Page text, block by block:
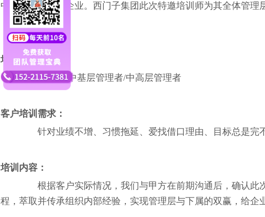
中心、77家运营企业。西门子集团此次特邀培训师为其全体管理
培训对象：
管理层/中基层管理者/中高层管理者
客户培训需求：
针对业绩不增、习惯拖延、爱找借口理由、目标总是完
培训内容：
根据客户实际情况，我们与甲方在前期沟通后，确认
程，萃取并传承组织内部经验，实现管理层与下属的双赢，给企